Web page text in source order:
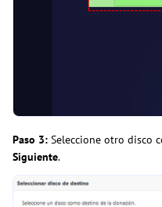
Paso 3: Seleccione otro disco
Siguiente.